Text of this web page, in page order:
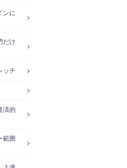
ンに
だけ
ッチ
済的
範囲